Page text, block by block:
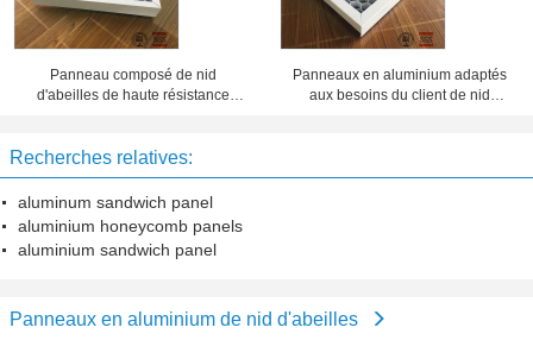
Panneau composé de nid
d'abeilles de haute résistance
Panneaux en aluminium adaptés
aux besoins du client de nid
Recherches relatives:
aluminum sandwich panel
aluminium honeycomb panels
aluminium sandwich panel
Panneaux en aluminium de nid d'abeilles